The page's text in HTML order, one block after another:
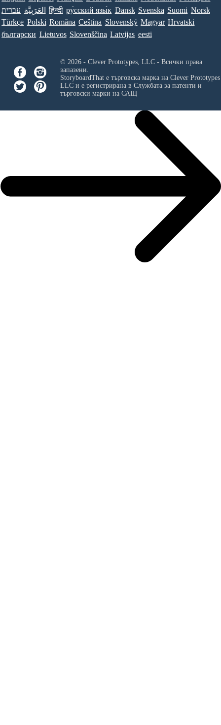
עברית العَرَبِيَّة हिन्दी ру́сский язы́к Dansk Svenska Suomi Norsk
Türkçe Polski Româna Ceština Slovenský Magyar Hrvatski
български Lietuvos Slovenščina Latvijas eesti
© 2026 - Clever Prototypes, LLC - Всички права
запазени.
StoryboardThat е търговска марка на Clever
LLCи е регистрирана в Службата за патенти и
търговски марки на САЩ